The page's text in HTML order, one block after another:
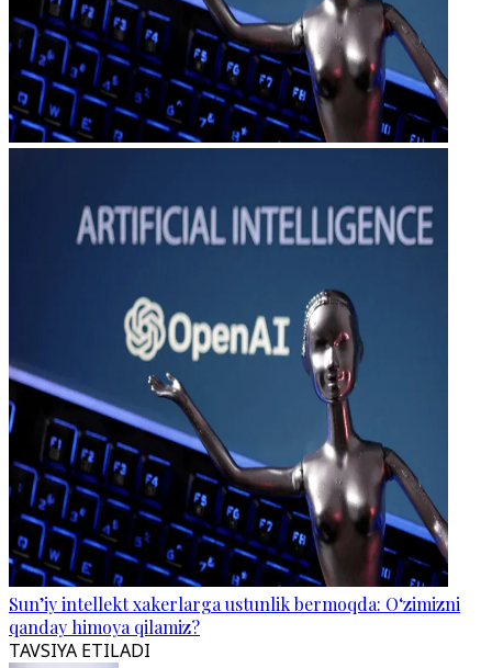
Sun’iy intellekt xakerlarga ustunlik bermoqda: O‘zimizni
qanday himoya qilamiz?
TAVSIYA ETILADI